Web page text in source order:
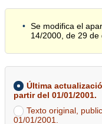
Se modifica el
14/2000, de 29 de
Última
partir del 01/01/2001.
Texto original,
01/01/2001.